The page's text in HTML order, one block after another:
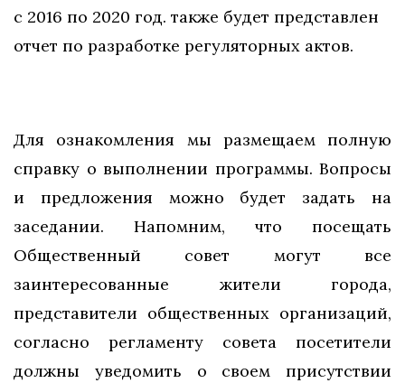
с 2016 по 2020 год. также будет представлен
отчет по разработке регуляторных актов.
Для ознакомления мы размещаем полную
справку о выполнении программы. Вопросы
и предложения можно будет задать на
заседании. Напомним, что посещать
Общественный совет могут все
заинтересованные жители города,
представители общественных организаций,
согласно регламенту совета посетители
должны уведомить о своем присутствии